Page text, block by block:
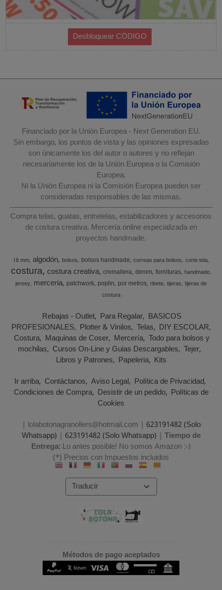
Financiado por la Unión Europea - Next Generation EU.
Sin embargo, los puntos de vista y las opiniones expresadas
son únicamente los del autor o autores y no reflejan
necesariamente los de la Unión Europea o la Comisión
Europea.
Ni la Unión Europea ni la Comisión Europea pueden ser
consideradas responsables de las mismas.
Compra telas, guatas, entretelas, estabilizadores y accesorios
de costura creativa. Mercería online especializada en
proyectos handmade.
18 mm algodón bolsos bolsos handmade correas para bolsos corte tela
costura costura creativa cremallera denim fornituras handmade
jersey merceria patchwork poplin por metros ribete tijeras tijeras de
costura
Rebajas - Outlet Para Regalar BASICOS
PROFESIONALES Plotter & Vinilos Telas DIY ESCOLAR
Costura Maquinas de Coser Mercería Todo para bolsos y
mochilas Cursos On-Line y Guias Descargables Tejer
Libros y Patrones Papeleria Kits
Ir arriba Contáctanos Aviso Legal Política de Privacidad
Condiciones de Compra Desistir de un pedido Políticas de
Cookies
| lolabotonagranollers@hotmail.com | 623191482 (Solo
Whatsapp) | 623191482 (Solo Whatsapp) | Tiempo de
Entrega:Lo antes posible! No somos Amazon :-)
(*) Precios con Impuestos incluidos
Métodos de pago aceptados